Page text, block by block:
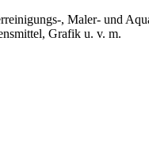
, Maler- und
Grafik u. v. m.